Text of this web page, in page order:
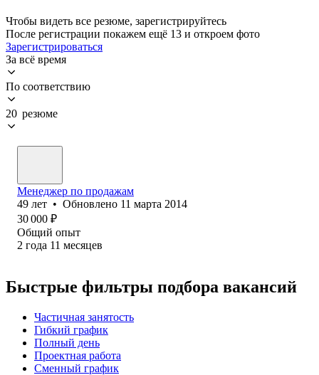
Чтобы видеть все резюме, зарегистрируйтесь
После регистрации покажем ещё 13 и откроем фото
Зарегистрироваться
За всё время
По соответствию
20 резюме
Менеджер по продажам
49 лет • Обновлено 11 марта 2014
30 000 ₽
Общий опыт
2 года 11 месяцев
Быстрые фильтры подбора вакансий
Частичная занятость
Гибкий график
Полный день
Проектная работа
Сменный график